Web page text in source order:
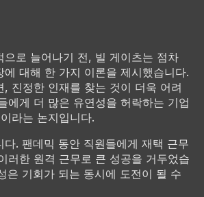
으로 늘어나기 전, 빌 게이츠는 점차
에 대해 한 가지 이론을 제시했습니다.
, 진정한 인재를 찾는 것이 더욱 어려
에게 더 많은 유연성을 허락하는 기업
라는 논지입니다.
다. 팬데믹 동안 직원들에게 재택 근무
러한 원격 근무로 큰 성공을 거두었습
은 기회가 되는 동시에 도전이 될 수